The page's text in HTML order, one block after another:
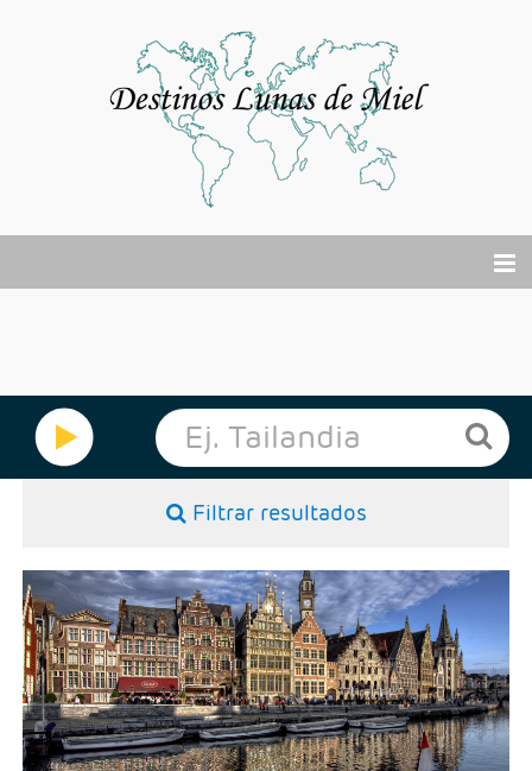
Cruceros
Por Qué?
Contacto
Sorteos
Filtrar resultados
- Salidas Martes
- Ruta: 2 noches Bruselas, 1 noche Brujas y 3 noches Amsterdam
- Régimen: Alojamiento y desayuno
- Hoteles 4* y3* Sup